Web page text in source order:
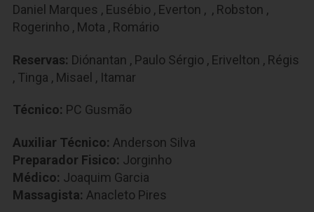
Daniel Marques , Eusébio , Everton , , Robston ,
Rogerinho , Mota , Romário
Reservas: Diónantan , Paulo Sérgio , Erivelton , Régis
, Tinga , Misael , Itamar
Técnico: PC Gusmão
Auxiliar Técnico: Anderson Silva
Preparador Fisico: Jorginho
Médico: Joaquim Garcia
Massagista: Anacleto Pires